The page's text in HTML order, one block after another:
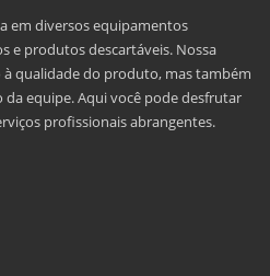
em diversos equipamentos
e produtos descartáveis. Nossa
qualidade do produto, mas também
equipe. Aqui você pode desfrutar
profissionais abrangentes.